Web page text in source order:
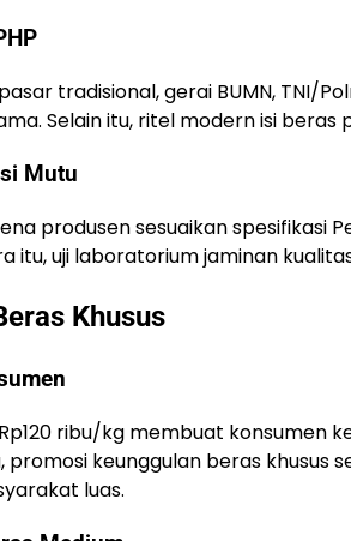
tradisional, gerai BUMN, TNI/
Selain itu, ritel modern isi beras
Mutu
produsen sesuaikan spesifikasi
itu, uji laboratorium jaminan
Khusus
Rp120 ribu/kg membuat konsumen
promosi keunggulan beras
luas.